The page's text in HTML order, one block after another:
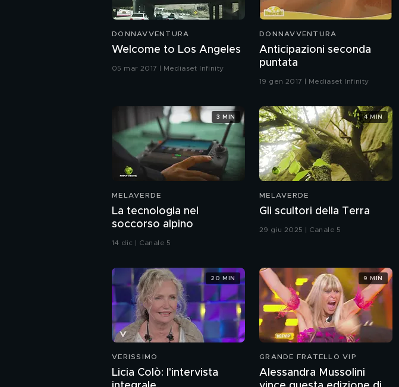
DONNAVVENTURA
Welcome to Los Angeles
05 mar 2017 | Mediaset Infinity
DONNAVVENTURA
Anticipazioni seconda
puntata
19 gen 2017 | Mediaset Infinity
MELAVERDE
La tecnologia nel
soccorso alpino
14 dic | Canale 5
3 MIN
MELAVERDE
Gli scultori della Terra
29 giu 2025 | Canale 5
4 MIN
VERISSIMO
Licia Colò: l'intervista
20 MIN
GRANDE FRATELLO VIP
Alessandra Mussolini
9 MIN